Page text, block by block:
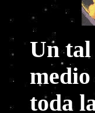
Un tal
toda